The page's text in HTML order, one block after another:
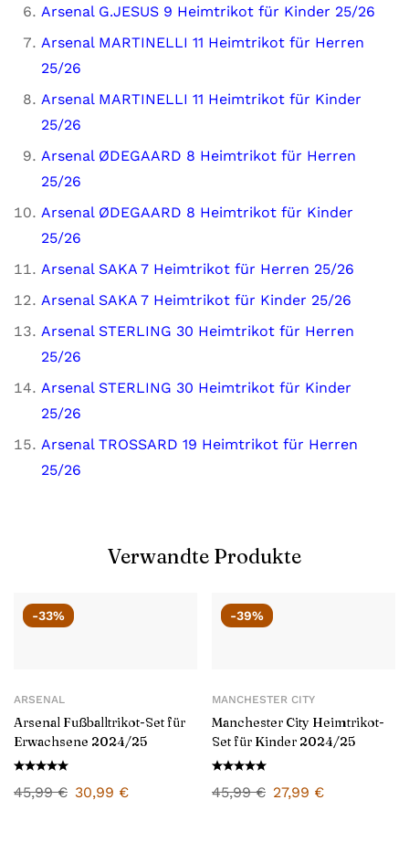
Arsenal G.JESUS 9 Heimtrikot für Kinder 25/26
Arsenal MARTINELLI 11 Heimtrikot für Herren
25/26
Arsenal MARTINELLI 11 Heimtrikot für Kinder
25/26
Arsenal ØDEGAARD 8 Heimtrikot für Herren
25/26
Arsenal ØDEGAARD 8 Heimtrikot für Kinder
25/26
Arsenal SAKA 7 Heimtrikot für Herren 25/26
Arsenal SAKA 7 Heimtrikot für Kinder 25/26
Arsenal STERLING 30 Heimtrikot für Herren
25/26
Arsenal STERLING 30 Heimtrikot für Kinder
25/26
Arsenal TROSSARD 19 Heimtrikot für Herren
25/26
Verwandte Produkte
-33%
ARSENAL
Arsenal Fußballtrikot-Set für
Erwachsene 2024/25
45,99€ 30,99 €
-39%
MANCHESTER CITY
Manchester City Heimtrikot-
Set für Kinder 2024/25
45,99€ 27,99 €